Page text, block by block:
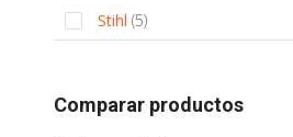
Stihl 5
items
Comparar productos